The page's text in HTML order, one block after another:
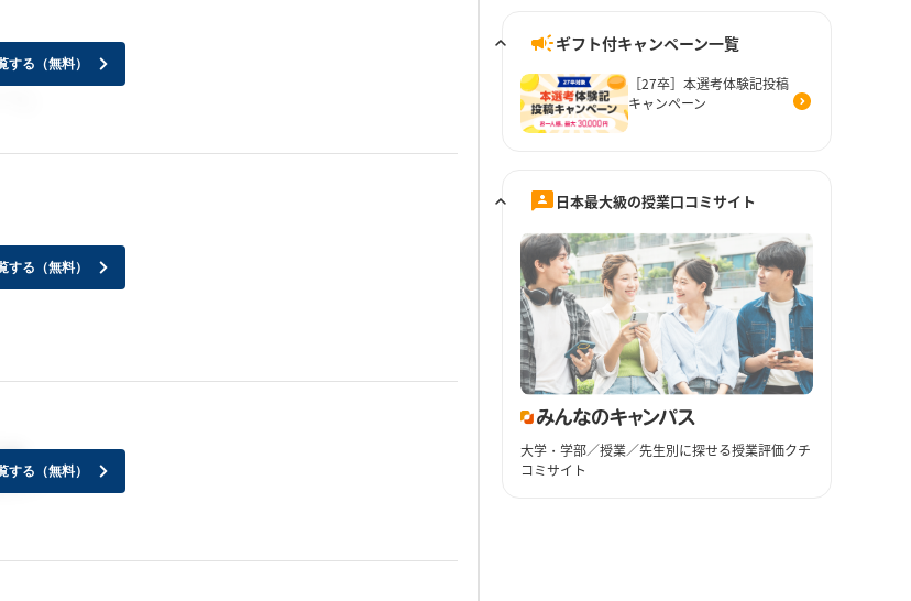
する（無料）
する（無料）
も
？
する（無料）
ギフト付キャンペーン一覧
［27卒］本選考体験記投稿
キャンペーン
日本最大級の授業口コミサイト
大学・学部／授業／先生別に探せる授業評価クチ
コミサイト